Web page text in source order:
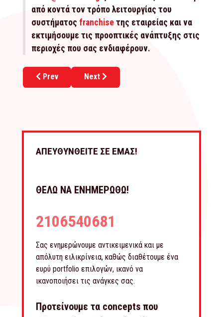
από κοντά τον τρόπο λειτουργίας του
συστήματος franchise της εταιρείας και να
εκτιμήσουμε τις προοπτικές ανάπτυξης στις
περιοχές που σας ενδιαφέρουν.
Previous article: Ξεκίνα το δικό σου Tonis Playz
Prev Next article: Στη Γλυφάδα το τρίτο
Next
ΑΠΕΥΘΥΝΘΕΙΤΕ ΣΕ ΕΜΑΣ!
ΘΕΛΩ ΝΑ ΕΝΗΜΕΡΩΘΩ!
2106540681
Σας ενημερώνουμε αντικειμενικά και με
απόλυτη ειλικρίνεια, καθώς διαθέτουμε ένα
ευρύ portfolio επιλογών, ικανό να
ικανοποιήσει τις ανάγκες σας.
Προτείνουμε τα concepts που